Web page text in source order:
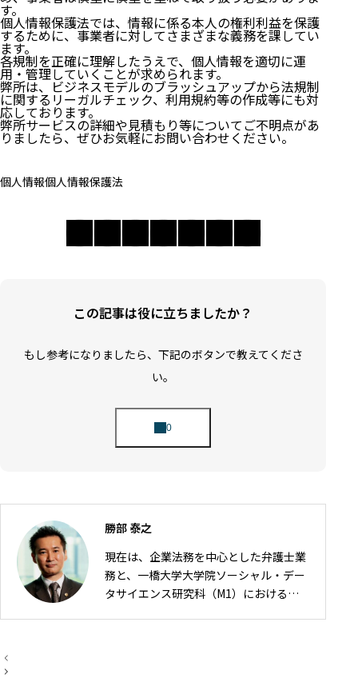
す。
個人情報保護法では、情報に係る本人の権利利益を保護
するために、事業者に対してさまざまな義務を課してい
ます。
各規制を正確に理解したうえで、個人情報を適切に運
用・管理していくことが求められます。
弊所は、ビジネスモデルのブラッシュアップから法規制
に関するリーガルチェック、利用規約等の作成等にも対
応しております。
弊所サービスの詳細や見積もり等についてご不明点があ
りましたら、ぜひお気軽にお問い合わせください。
個人情報個人情報保護法
この記事は役に立ちましたか？
もし参考になりましたら、下記のボタンで教えてくださ
い。
勝部 泰之
現在は、企業法務を中心とした弁護士業
務と、一橋大学大学院ソーシャル・デー
タサイエンス研究科（M1）における研
投
稿